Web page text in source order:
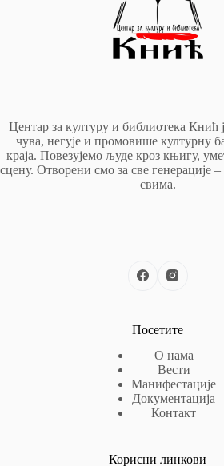
Центар за културу и библиотека Кнић
чува, негује и промовише културну
краја. Повезујемо људе кроз књигу,
сцену. Отворени смо за све генерације
свима.
Посетите
О нама
Вести
Манифестације
Документација
Контакт
Корисни линкови